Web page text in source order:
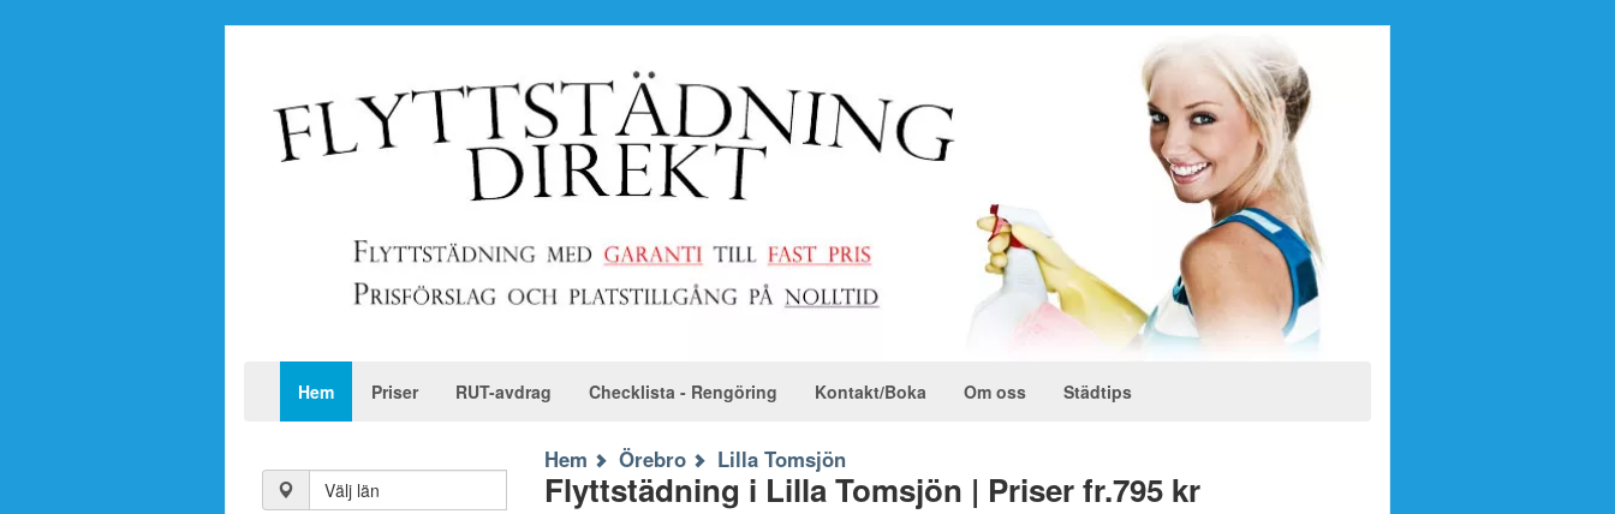
Hem Priser RUT-avdrag Checklista - Rengöring Kontakt/Boka Om oss Städtips
Välj län
Hem Örebro Lilla Tomsjön
Flyttstädning i Lilla Tomsjön | Priser fr.795 kr